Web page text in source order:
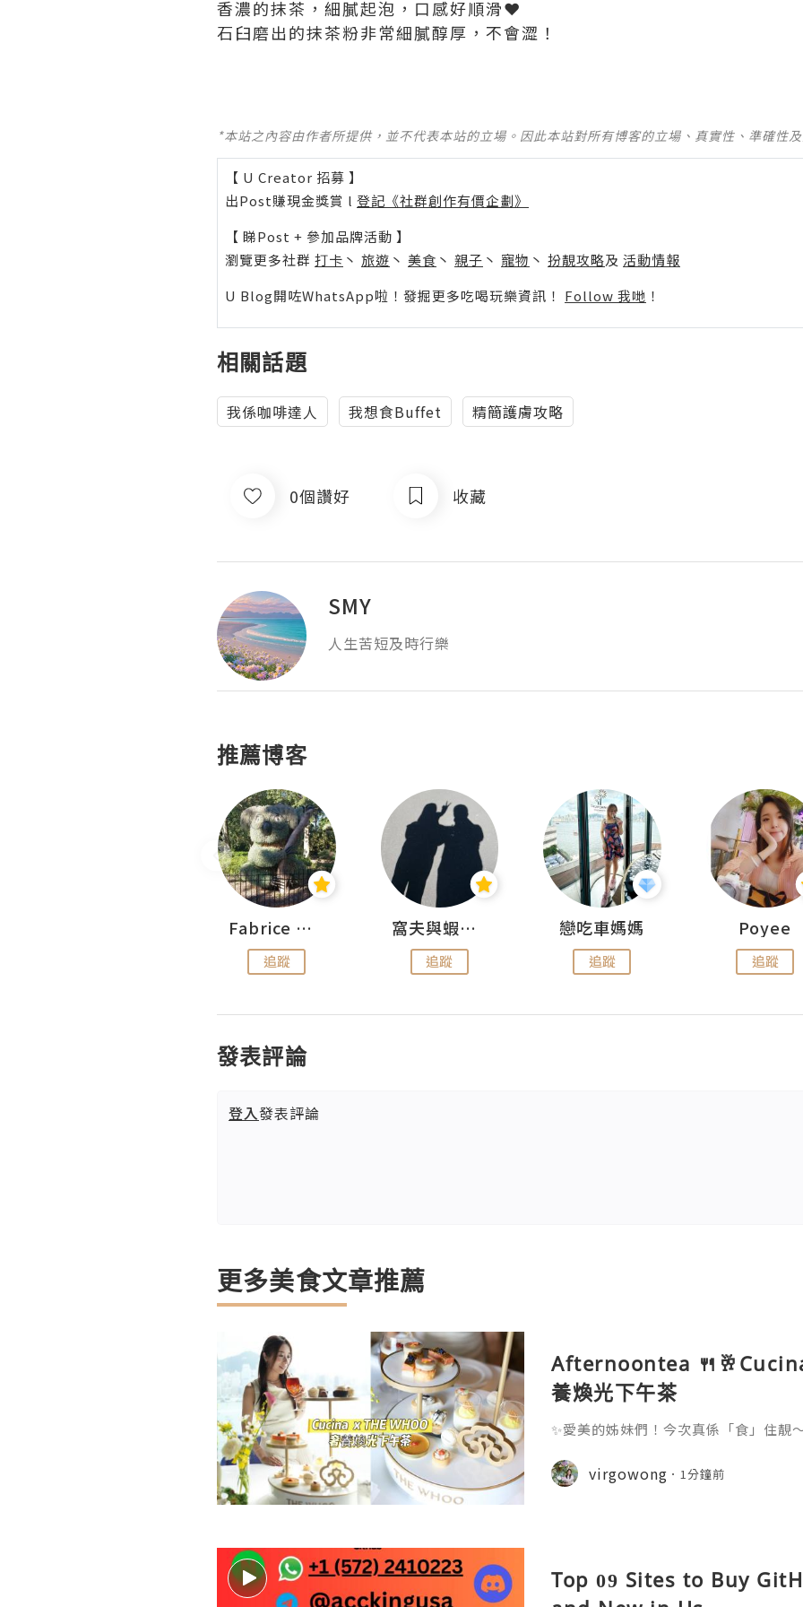
香濃的抹茶，細膩起泡，口感好順滑❤️
石臼磨出的抹茶粉非常細膩醇厚，不會澀！
*本站之內容由作者所提供，並不代表本站的立場。因此本站對所有博客的立場、真實性、準確性
【 U Creator 招募 】
出Post賺現金獎賞 l 登記《社群創作有價企劃》
【 睇Post + 參加品牌活動 】
瀏覽更多社群 打卡 丶 旅遊 丶 美食 丶 親子 丶 寵物 丶 扮靚攻略及 活動情報
U Blog開咗WhatsApp啦！發掘更多吃喝玩樂資訊！ Follow 我哋 ！
相關話題
我係咖啡達人 我想食Buffet 精簡護膚攻略
0個讚好 收藏
SMY
人生苦短及時行樂
推薦博客
Fabrice 嚐味
追蹤
窩夫與蝦子餅
追蹤
戀吃車媽媽
追蹤
Poyee
追蹤
發表評論
登入發表評論
更多美食文章推薦
Afternoontea
養煥光下午茶
✨愛美的姊妹們！今次真係「食」住靚
即刻期待值拉滿！～邊食邊養膚，呢
ucina首度聯乘韓國頂級護膚品牌THE
virgowong 1分鐘前
Top 09 Sites to Buy